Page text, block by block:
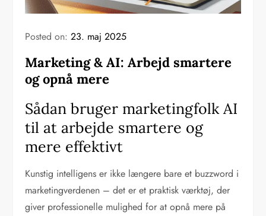
Posted on:23. maj 2025
Marketing & AI: Arbejd smartere
og opnå mere
Sådan bruger marketingfolk AI
til at arbejde smartere og
mere effektivt
Kunstig intelligens er ikke længere bare et buzzword i
marketingverdenen – det er et praktisk værktøj, der
giver professionelle mulighed for at opnå mere på